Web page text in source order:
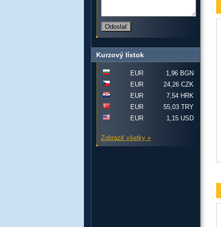
Kurzový lístok
EUR
1,96 BGN
EUR
24,26 CZK
EUR
7,54 HRK
EUR
55,03 TRY
EUR
1,15 USD
Zobraziť všetky »